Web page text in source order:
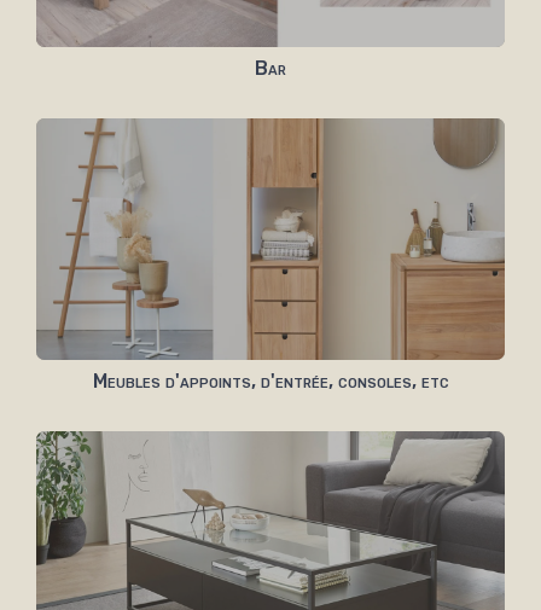
Bar
Meubles d'appoints, d'entrée, consoles, etc